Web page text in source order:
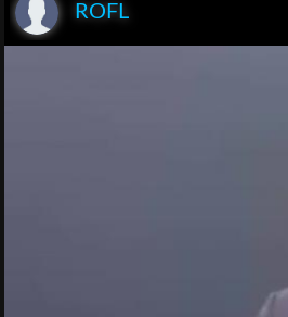
ROFL